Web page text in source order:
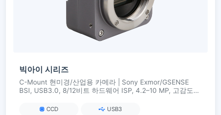
빅아이 시리즈
C-Mount 현미경/산업용 카메라 | Sony Exmor/GSENSE
BSI, USB3.0, 8/12비트 하드웨어 ISP, 4.2–10 MP, 고감도
CCD USB3